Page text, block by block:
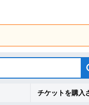
チケットを購入